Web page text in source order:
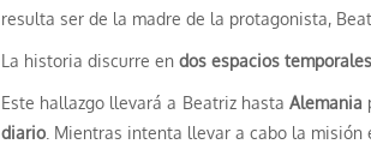
resulta ser de la madre de la protagonista,
La historia discurre en dos espacios
Este hallazgo llevará a Beatriz hasta Alemania
diario . Mientras intenta llevar a cabo la